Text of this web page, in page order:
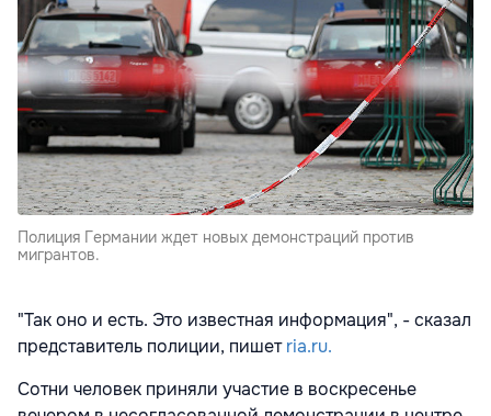
Полиция Германии ждет новых демонстраций против
мигрантов.
"Так оно и есть. Это известная информация", - сказал
представитель полиции, пишетria.ru.
Сотни человек приняли участие в воскресенье